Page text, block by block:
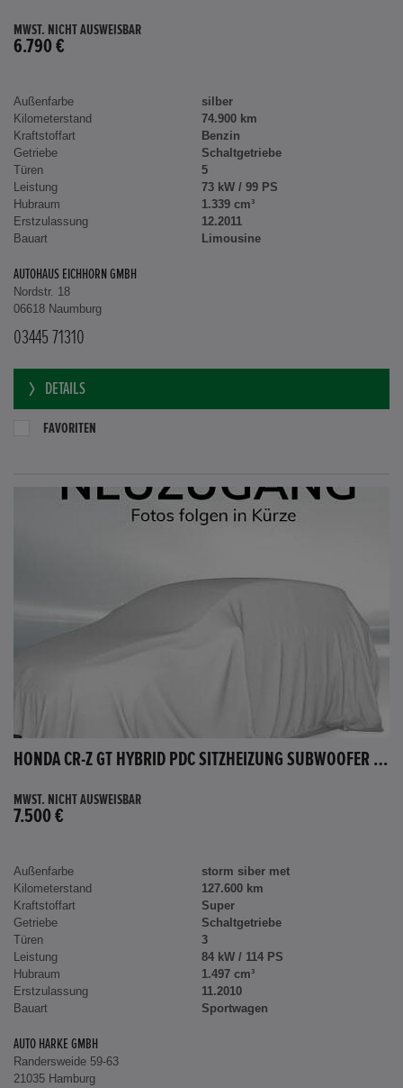
MWST. NICHT AUSWEISBAR
6.790 €
Außenfarbe
silber
Kilometerstand
74.900 km
Kraftstoffart
Benzin
Getriebe
Schaltgetriebe
Türen
5
Leistung
73 kW / 99 PS
Hubraum
1.339 cm³
Erstzulassung
12.2011
Bauart
Limousine
AUTOHAUS EICHHORN GMBH
Nordstr. 18
06618 Naumburg
03445 71310
DETAILS
FAVORITEN
HONDA CR-Z GT HYBRID PDC SITZHEIZUNG SUBWOOFER BLUETOOTH
MWST. NICHT AUSWEISBAR
7.500 €
Außenfarbe
storm siber met
Kilometerstand
127.600 km
Kraftstoffart
Super
Getriebe
Schaltgetriebe
Türen
3
Leistung
84 kW / 114 PS
Hubraum
1.497 cm³
Erstzulassung
11.2010
Bauart
Sportwagen
AUTO HARKE GMBH
Randersweide 59-63
21035 Hamburg